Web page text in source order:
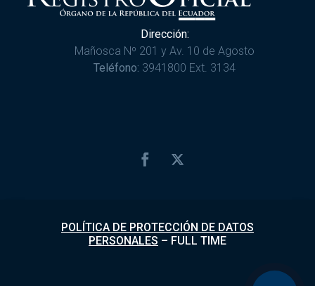
Dirección:
Mañosca Nº 201 y Av. 10 de Agosto
Teléfono: 3941800 Ext. 3134
POLÍTICA DE PROTECCIÓN DE DATOS
PERSONALES – FULL TIME